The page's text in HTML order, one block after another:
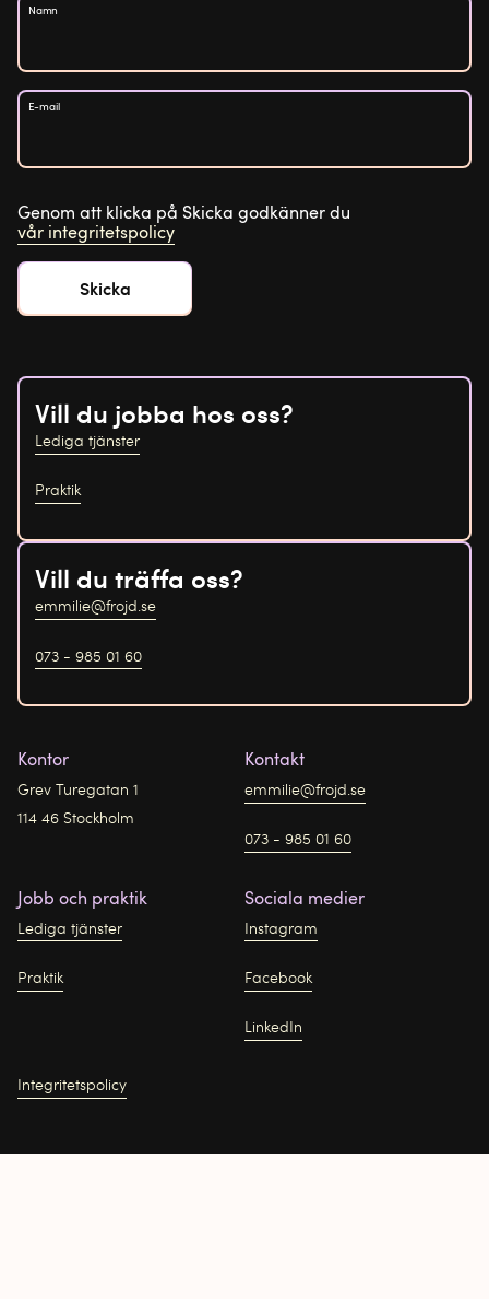
Namn
E-mail
Genom att klicka på Skicka godkänner du
vår integritetspolicy
Vill du jobba hos oss?
Lediga tjänster
Praktik
Vill du träffa oss?
emmilie@frojd.se
073 - 985 01 60
Kontor
Grev Turegatan 1
114 46 Stockholm
Kontakt
emmilie@frojd.se
073 - 985 01 60
Jobb och praktik
Lediga tjänster
Praktik
Sociala medier
Instagram
Facebook
LinkedIn
Integritetspolicy